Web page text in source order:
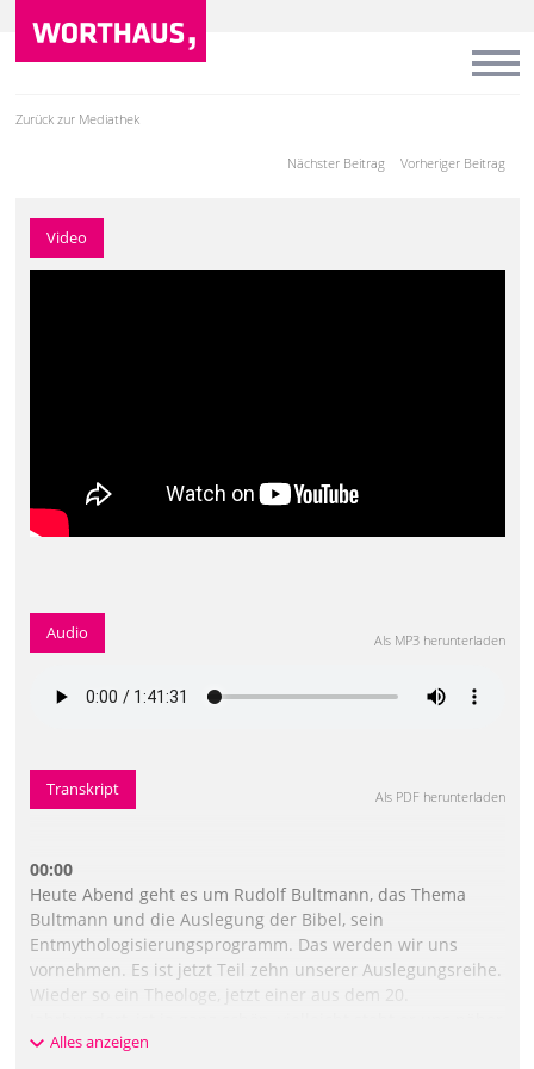
Zurück zur Mediathek
Vorheriger Beitrag
Nächster Beitrag
Video
Audio Als MP3 herunterladen
Transkript Als PDF herunterladen
00:00
Heute Abend geht es um Rudolf Bultmann, das Thema
Bultmann und die Auslegung der Bibel, sein
Entmythologisierungsprogramm. Das werden wir uns
vornehmen. Es ist jetzt Teil zehn unserer Auslegungsreihe.
Wieder so ein Theologe, jetzt einer aus dem 20.
oder auch nicht. So, der Name Rudolf Bultmann, da ist
Alles anzeigen